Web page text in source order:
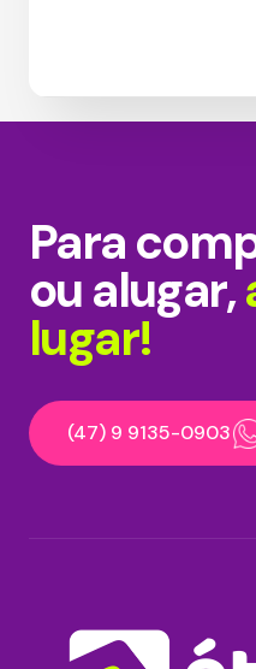
Para
ou alugar,
lugar!
(47) 9 9135-0903